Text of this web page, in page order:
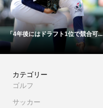
「4年後にはドラフト1位で競合可...
カテゴリー
ゴルフ
サッカー